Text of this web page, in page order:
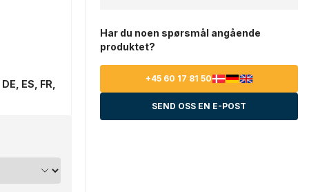
ES, FR,
Har du noen spørsmål angående
produktet?
+45 60 17 81 50
SEND OSS EN E-POST